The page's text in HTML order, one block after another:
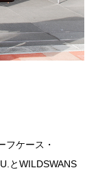
フケース・
とWILDSWANS